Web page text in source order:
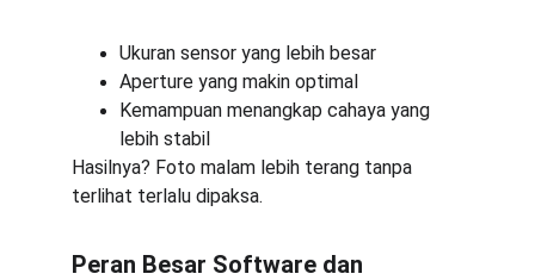
Ukuran sensor yang lebih besar
Aperture yang makin optimal
Kemampuan menangkap cahaya yang
lebih stabil
Hasilnya? Foto malam lebih terang tanpa
terlihat terlalu dipaksa.
Peran Besar Software dan